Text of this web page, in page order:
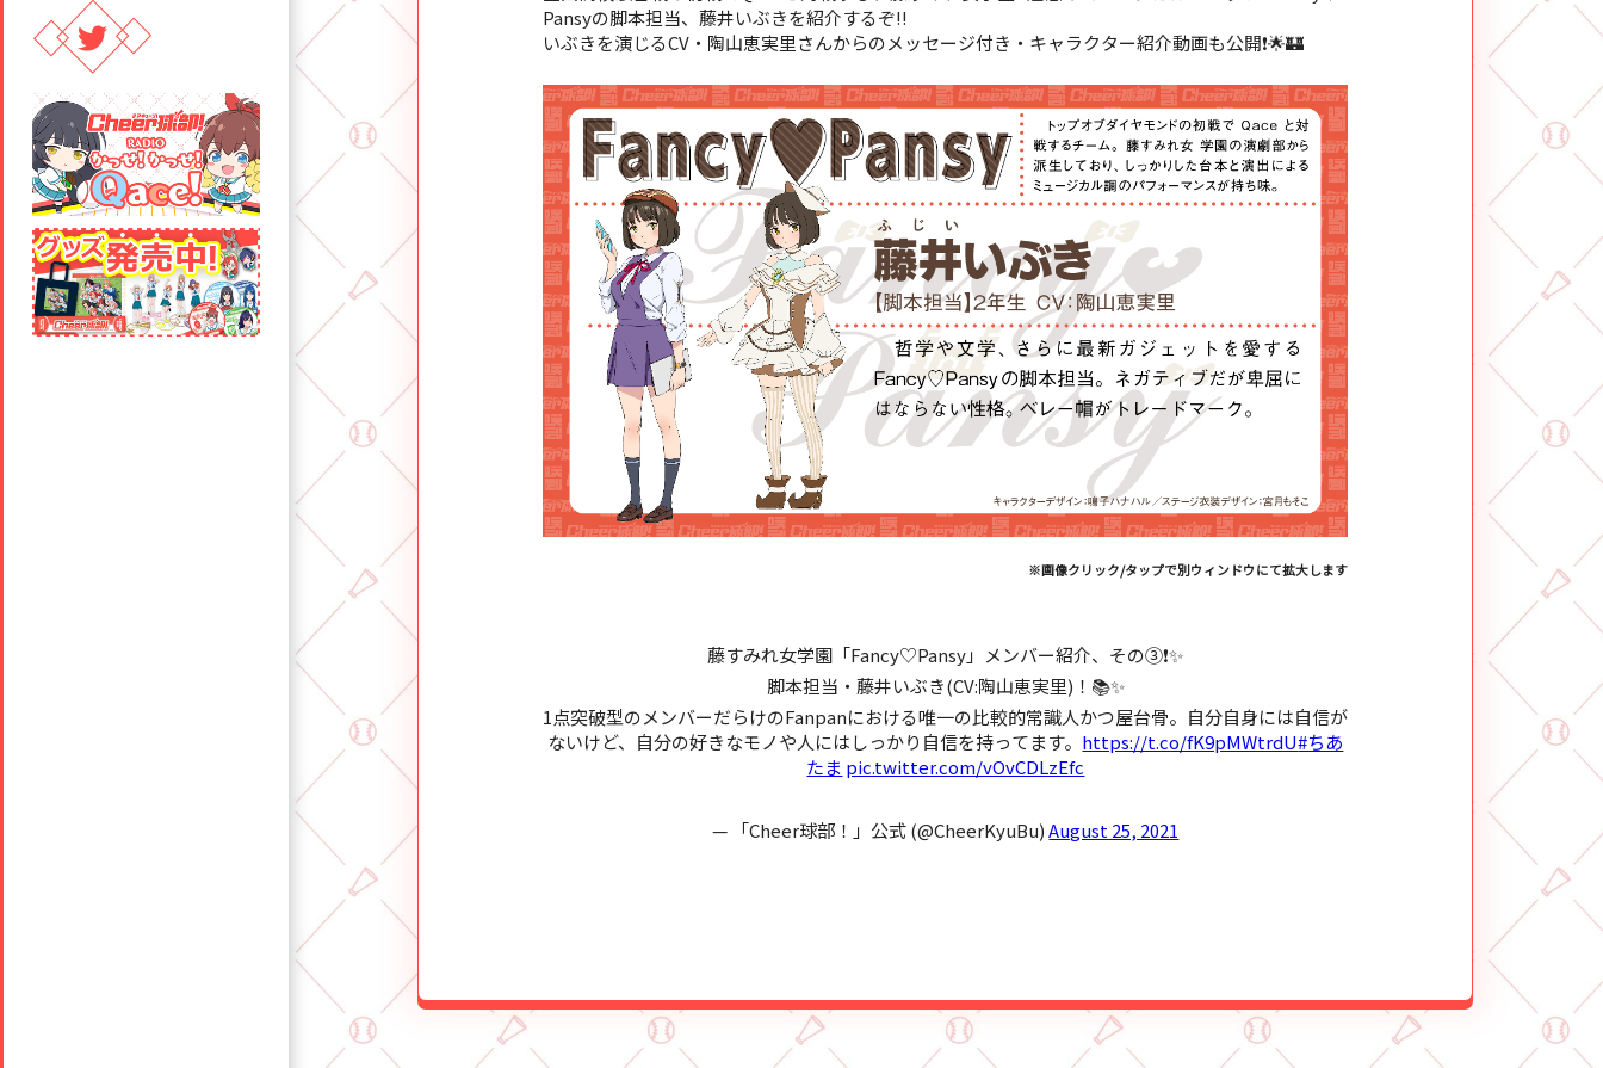
Pansyの脚本担当、藤井いぶきを紹介するぞ!!
いぶきを演じるCV・陶山恵実里さんからのメッセージ付き・キャラクター紹介動画も公開❗🌟🏰
※画像クリック/タップで別ウィンドウにて拡大します
藤すみれ女学園「Fancy♡Pansy」メンバー紹介、その③❗✨
脚本担当・藤井いぶき(CV:陶山恵実里)！📚✨
1点突破型のメンバーだらけのFanpanにおける唯一の比較的常識人かつ屋台骨。自分自身には自信が
ないけど、自分の好きなモノや人にはしっかり自信を持ってます。 https://t.co/fK9pMWtrdU#ちあ
たま pic.twitter.com/vOvCDLzEfc
— 「Cheer球部！」公式 (@CheerKyuBu)August 25, 2021